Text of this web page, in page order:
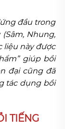
đầu trong
Nhung,
liệu này được
giúp bồi
đại cũng đã
tác dụng bồi
TIẾNG